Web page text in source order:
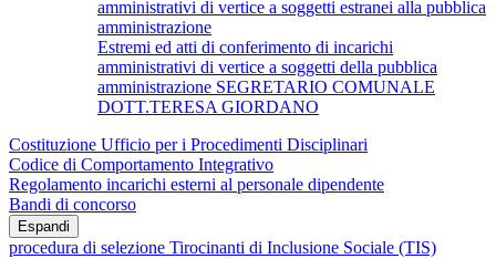
amministrativi di vertice a soggetti estranei alla pubblica
amministrazione
Estremi ed atti di conferimento di incarichi
amministrativi di vertice a soggetti della pubblica
amministrazione SEGRETARIO COMUNALE
DOTT.TERESA GIORDANO
Costituzione Ufficio per i Procedimenti Disciplinari
Codice di Comportamento Integrativo
Regolamento incarichi esterni al personale dipendente
Bandi di concorso
Espandi
procedura di selezione Tirocinanti di Inclusione Sociale (TIS)